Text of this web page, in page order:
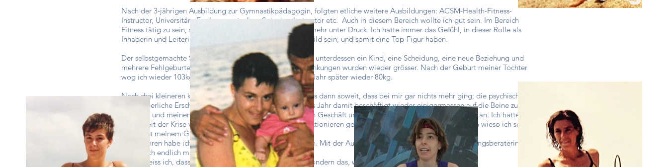
Nach der 3-jährigen Ausbildung zur Gymnastikpädagogin, folgten etliche weitere Ausbildungen: ACSM-Health-Fitness-
Instructor, Universitäre Ergänzungsstudien, Spinning-Instructor etc. Auch in diesem Bereich wollte ich gut sein. Im Bereich
Fitness tätig zu sein, setzte mich aber sehr rasch noch viel mehr unter Druck. Ich hatte immer das Gefühl, in dieser Rolle als
Inhaberin und Leiterin eines Fitnesscenters müsste ich Vorbild sein, und somit eine Top-Figur haben.
Der selbstgemachte Stress nahm immer mehr zu. Ich hatte unterdessen ein Kind, eine Scheidung, eine neue Beziehung und
mehrere Fehlgeburten hinter mir. Auch die Gewichtsschwankungen wurden wieder grösser. Nach der Geburt meiner Tochter
wog ich wieder 103kg, zwei Jahre später wieder 58kg, ein Jahr später wieder 80kg.
Nach drei kleineren körperlichen Zusammenbrüchen kam es dann soweit, dass bei mir gar nichts mehr ging; die psychische
und körperliche Erschöpfung war enorm. Ich war ein halbes Jahr damit beschäftigt wieder einigermassen auf die Beine zu
kommen und meinen Alltag zu meistern. Ich verkaufte mein Geschäft und fing danach wieder ganz von vorne an. Ich hatte in
dieser Zeit der Krise vieles über mich und meine Art zu funktionieren gelernt, aber noch nicht ganz verstanden wieso ich so
Mühe mit meinem Gewicht hatte.
Vor 3 Jahren habe ich angefangen Psychologie zu studieren. Mit der Ausbildung zur psychologischen Ernährungsberaterin
konnte ich endlich mein Lebensthema angehen.
Heute weiss ich, dass nicht das Gewicht das Problem ist, sondern das, wofür das Gewicht steht.